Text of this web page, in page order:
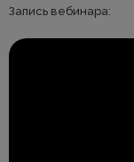
Запись вебинара: